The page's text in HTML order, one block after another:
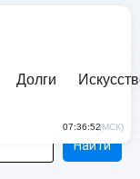
Долги
07:36:52(МСК)
Найти